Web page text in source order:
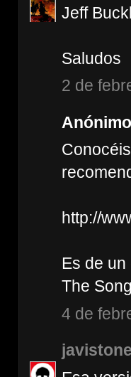
Jeff
Saludos
2 de
http://
Es de
The
4 de
javistone